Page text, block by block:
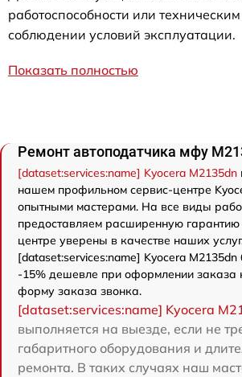
работоспособности или
соблюдении условий эксплуатации.
Показать полностью
Ремонт автоподатчика мфу
[dataset:services:name] Kyocera M2135dn
нашем профильном сервис-центре
опытными мастерами. На все виды
предоставляем расширенную
центре уверены в качестве наших
[dataset:services:name] Kyocera M2135dn
-15% дешевле при оформлении заказа
форму заказа звонка.
[dataset:services:name] Kyocera
выполняется на выезде, если не
габаритного оборудования и
ремонта. В таких случаях наш